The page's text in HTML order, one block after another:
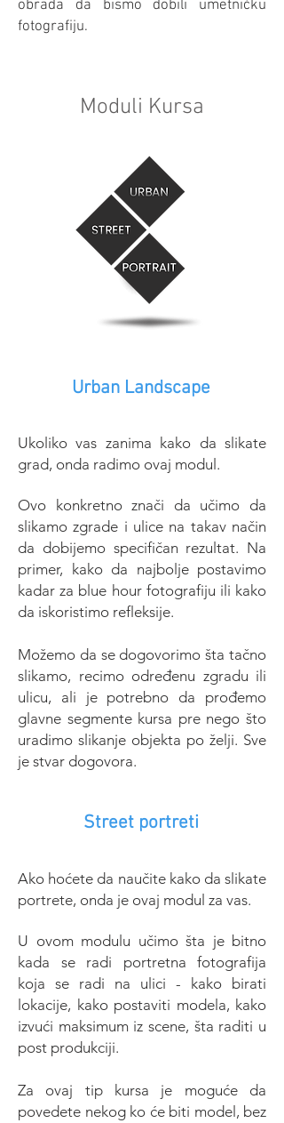
obrada da bismo dobili umetničku
fotografiju.
Moduli Kursa
Urban Landscape
Ukoliko vas zanima kako da slikate
grad, onda radimo ovaj modul.
Ovo konkretno znači da učimo da
slikamo zgrade i ulice na takav način
da dobijemo specifičan rezultat. Na
primer, kako da najbolje postavimo
kadar za blue hour fotografiju ili kako
da iskoristimo refleksije.
Možemo da se dogovorimo šta tačno
slikamo, recimo određenu zgradu ili
ulicu, ali je potrebno da prođemo
glavne segmente kursa pre nego što
uradimo slikanje objekta po želji. ​ Sve
je stvar dogovora.
Street portreti
Ako hoćete da naučite kako da slikate
portrete, onda je ovaj modul za vas.
U ovom modulu učimo šta je bitno
kada se radi portretna fotografija
koja se radi na ulici - kako birati
lokacije, kako postaviti modela, kako
izvući maksimum iz scene, šta raditi u
post produkciji.
Za ovaj tip kursa je moguće da
povedete nekog ko će biti model, bez